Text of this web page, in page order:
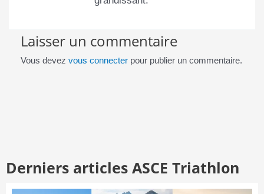
Laisser un commentaire
Vous devez vous connecterpour publier un commentaire.
Derniers articles ASCE Triathlon